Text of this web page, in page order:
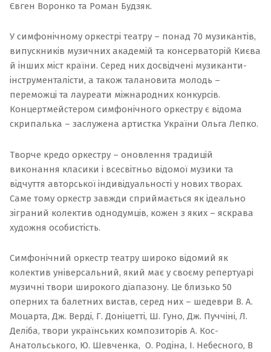
Євген Воронко та Роман Будзяк.
У симфонічному оркестрі театру – понад 70 музикантів,
випускників музичних академій та консерваторій Києва
й інших міст країни. Серед них досвідчені музиканти-
інструменталісти, а також талановита молодь –
переможці та лауреати міжнародних конкурсів.
Концертмейстером симфонічного оркестру є відома
скрипалька – заслужена артистка України Ольга Лепко.
Творче кредо оркестру – оновлення традицій
виконання класики і всесвітньо відомої музики та
відчуття авторської індивідуальності у нових творах.
Саме тому оркестр завжди сприймається як ідеально
зіграний колектив однодумців, кожен з яких – яскрава
художня особистість.
Симфонічний оркестр театру широко відомий як
колектив універсальний, який має у своєму репертуарі
музичні твори широкого діапазону. Це близько 50
оперних та балетних вистав, серед них – шедеври В. А.
Моцарта, Дж. Верді, Г. Доніцетті, Ш. Гуно, Дж. Пуччіні, Л.
Деліба, твори українських композиторів А. Кос-
Анатольського, Ю. Шевченка, О. Родіна, І. Небесного, В